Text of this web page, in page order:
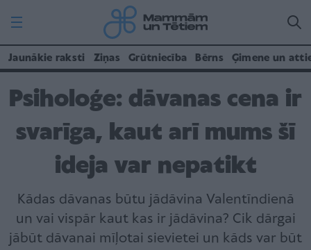
Jaunākie raksti Ziņas Grūtniecība Bērns Ģimene un
Psiholoģe: dāvanas cena ir
svarīga, kaut arī mums šī
ideja var nepatikt
Kādas dāvanas būtu jādāvina Valentīndienā
un vai vispār kaut kas ir jādāvina? Cik dārgai
jābūt dāvanai mīļotai sievietei un kāds var būt